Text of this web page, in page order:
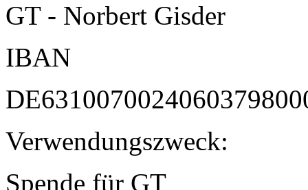
GT - Norbert Gisder
IBAN
Verwendungszweck:
Spende für GT